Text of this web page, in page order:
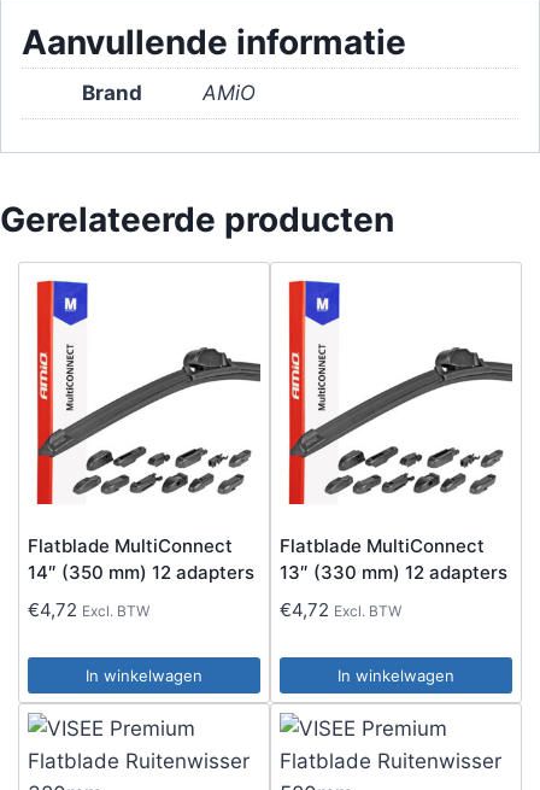
Aanvullende informatie
Brand AMiO
Gerelateerde producten
Flatblade MultiConnect
14″ (350 mm) 12 adapters
€4,72 Excl. BTW
In winkelwagen
Flatblade MultiConnect
13″ (330 mm) 12 adapters
€4,72 Excl. BTW
In winkelwagen